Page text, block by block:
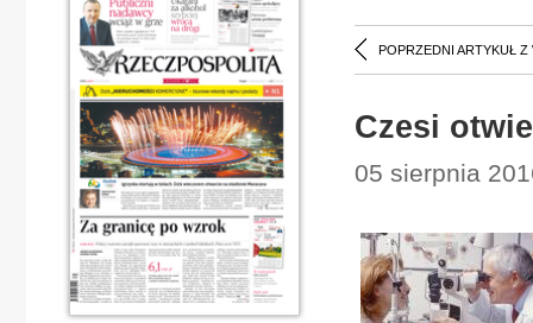
POPRZEDNI ARTYKUŁ Z
Czesi
05 sierpnia